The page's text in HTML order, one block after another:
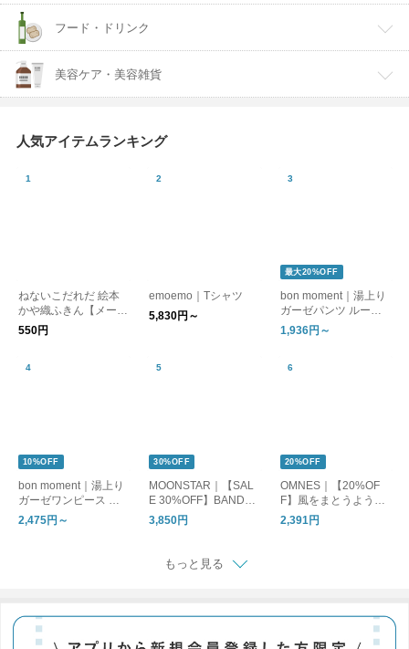
フード・ドリンク
美容ケア・美容雑貨
人気アイテムランキング
ねないこだれだ 絵本
かや織ふきん【メール
便可】
550円
emoemo｜Tシャツ
5,830円～
最大20%OFF
bon moment｜湯上り
ガーゼパンツ ルーム
パンツ
1,936円～
10%OFF
bon moment｜湯上り
ガーゼワンピース ル
ームワンピース
2,475円～
30%OFF
MOONSTAR｜【SAL
E 30%OFF】BANDBA
LLET バンドバレー バ
レーシューズ フラッ
3,850円
20%OFF
OMNES｜【20%OF
F】風をまとうように
軽やかに。一枚で決ま
る主役ロングスカート
2,391円
もっと見る